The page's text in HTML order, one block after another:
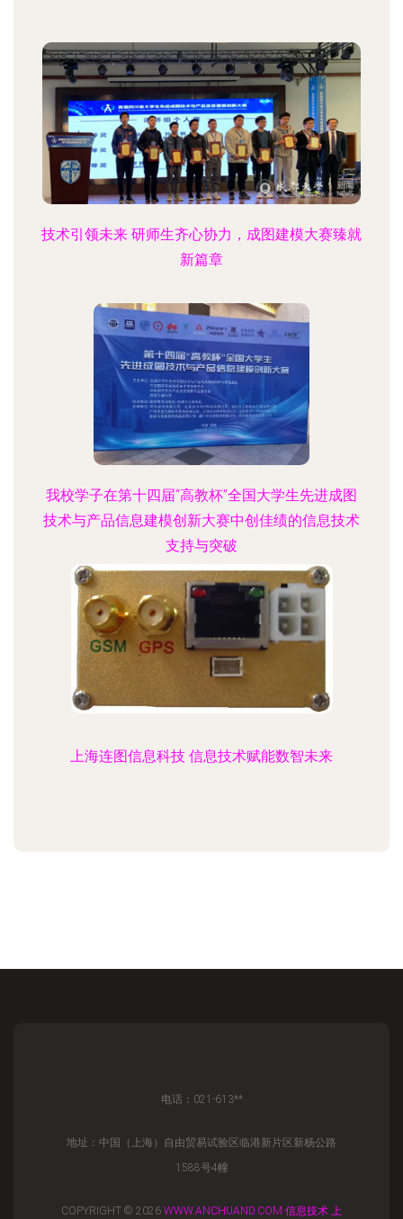
技术引领未来 研师生齐心协力，成图建模大赛臻就
新篇章
我校学子在第十四届“高教杯”全国大学生先进成图
技术与产品信息建模创新大赛中创佳绩的信息技术
支持与突破
上海连图信息科技 信息技术赋能数智未来
电话：021-613**
地址：中国（上海）自由贸易试验区临港新片区新杨公路
1588号4幢
COPYRIGHT © 2026 WWW.ANCHUAND.COM 信息技术 上